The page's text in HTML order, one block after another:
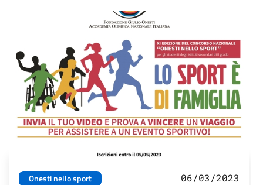
Onesti nello sport 06/03/2023